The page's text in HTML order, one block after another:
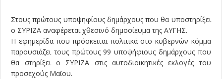
Στους πρώτους υποψηφίους δημάρχους που θα υποστηρίξει
ο ΣΥΡΙΖΑ αναφέρεται χθεσινό δημοσίευμα της ΑΥΓΗΣ.
Η εφημερίδα που πρόσκειται πολιτικά στο κυβερνών κόμμα
παρουσιάζει τους πρώτους 99 υποψήφιους δημάρχους που
θα στηρίξει ο ΣΥΡΙΖΑ στις αυτοδιοικητικές εκλογές του
προσεχούς Μαϊου.